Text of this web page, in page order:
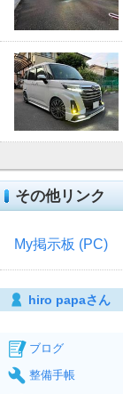
その他リンク
My掲示板 (PC)
hiro papaさん
ブログ
整備手帳